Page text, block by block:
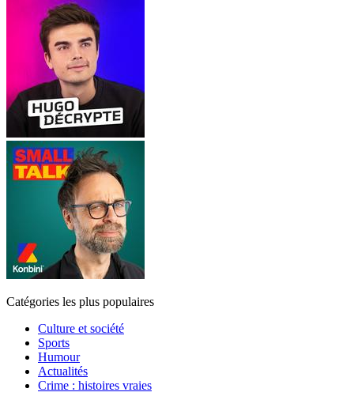
Catégories les plus populaires
Culture et société
Sports
Humour
Actualités
Crime : histoires vraies